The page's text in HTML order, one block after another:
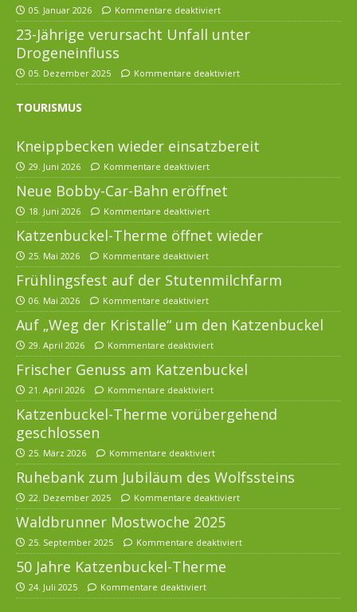
05. Januar 2026 Kommentare deaktiviert
23-Jährige verursacht Unfall unter
Drogeneinfluss
05. Dezember 2025 Kommentare deaktiviert
TOURISMUS
Kneippbecken wieder einsatzbereit
29. Juni 2026 Kommentare deaktiviert
Neue Bobby-Car-Bahn eröffnet
18. Juni 2026 Kommentare deaktiviert
Katzenbuckel-Therme öffnet wieder
25. Mai 2026 Kommentare deaktiviert
Frühlingsfest auf der Stutenmilchfarm
06. Mai 2026 Kommentare deaktiviert
Auf „Weg der Kristalle“ um den Katzenbuckel
29. April 2026 Kommentare deaktiviert
Frischer Genuss am Katzenbuckel
21. April 2026 Kommentare deaktiviert
Katzenbuckel-Therme vorübergehend
geschlossen
25. März 2026 Kommentare deaktiviert
Ruhebank zum Jubiläum des Wolfssteins
22. Dezember 2025 Kommentare deaktiviert
Waldbrunner Mostwoche 2025
25. September 2025 Kommentare deaktiviert
50 Jahre Katzenbuckel-Therme
24. Juli 2025 Kommentare deaktiviert